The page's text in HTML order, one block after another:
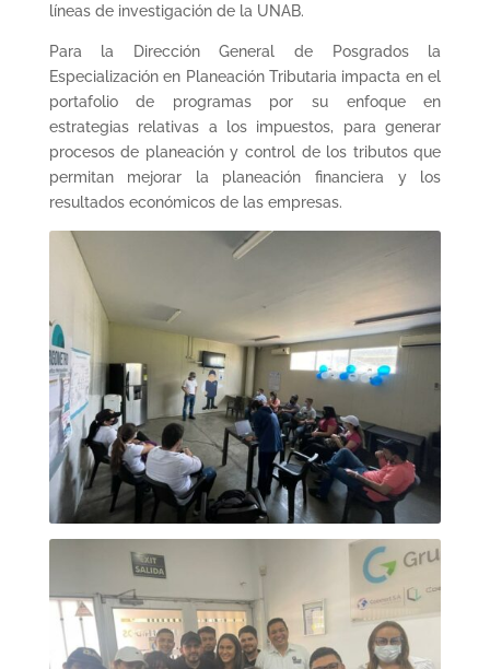
líneas de investigación de la UNAB.
Para la Dirección General de Posgrados la
Especialización en Planeación Tributaria impacta en el
portafolio de programas por su enfoque en
estrategias relativas a los impuestos, para generar
procesos de planeación y control de los tributos que
permitan mejorar la planeación financiera y los
resultados económicos de las empresas.